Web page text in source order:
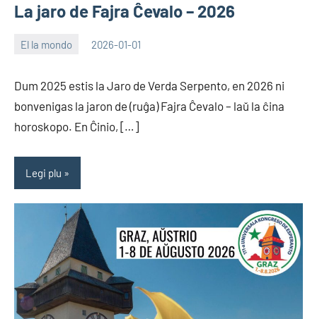
La jaro de Fajra Ĉevalo – 2026
El la mondo 2026-01-01
Dum 2025 estis la Jaro de Verda Serpento, en 2026 ni
bonvenigas la jaron de (ruĝa) Fajra Ĉevalo – laŭ la ĉina
horoskopo. En Ĉinio, […]
Legi plu